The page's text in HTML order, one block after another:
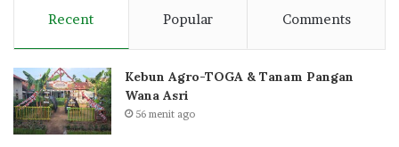
Recent Popular Comments
Kebun Agro-TOGA & Tanam Pangan
Wana Asri
56 menit ago